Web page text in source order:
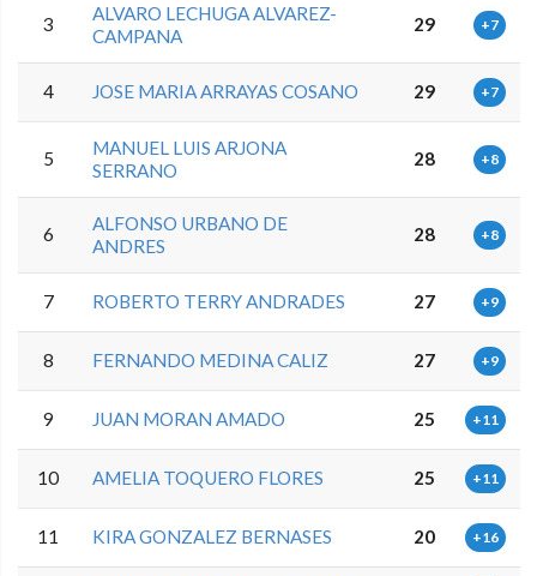
3
ALVARO LECHUGA ALVAREZ-
CAMPANA
29 +7
4 JOSE MARIA ARRAYAS COSANO 29 +7
5
MANUEL LUIS ARJONA
SERRANO
28 +8
6
ALFONSO URBANO DE
ANDRES
28 +8
7 ROBERTO TERRY ANDRADES 27 +9
8 FERNANDO MEDINA CALIZ 27 +9
9 JUAN MORAN AMADO 25 +11
10 AMELIA TOQUERO FLORES 25 +11
11 KIRA GONZALEZ BERNASES 20 +16